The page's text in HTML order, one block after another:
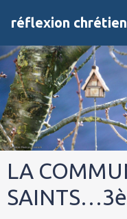
réflexion
LA